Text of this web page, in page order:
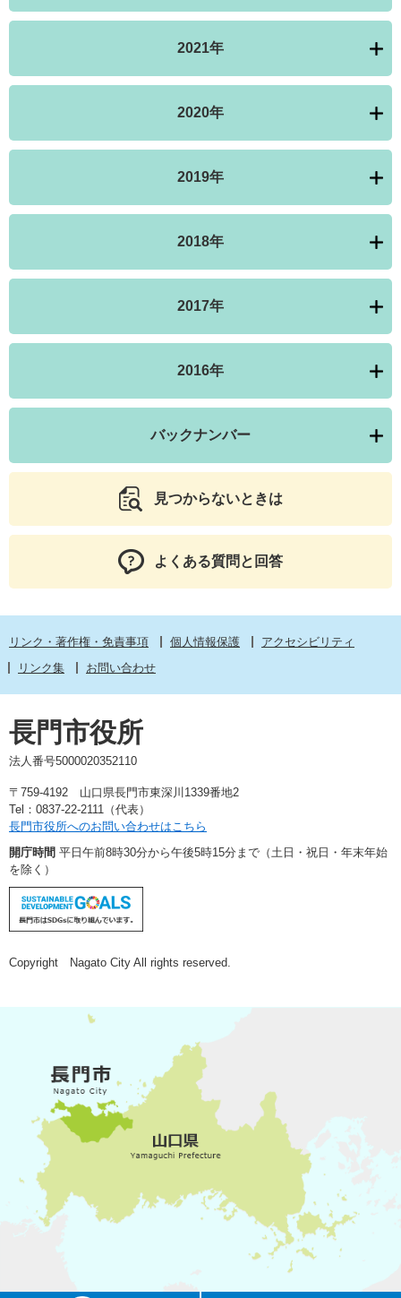
2021年
2020年
2019年
2018年
2017年
2016年
バックナンバー
見つからないときは
よくある質問と回答
リンク・著作権・免責事項 個人情報保護
アクセシビリティ
リンク集
お問い合わせ
長門市役所
法人番号5000020352110
〒759-4192 山口県長門市東深川1339番地2
Tel：0837-22-2111（代表）
長門市役所へのお問い合わせはこちら
開庁時間 平日午前8時30分から午後5時15分まで（土日・祝日・年末年始
を除く）
Copyright Nagato City All rights reserved.